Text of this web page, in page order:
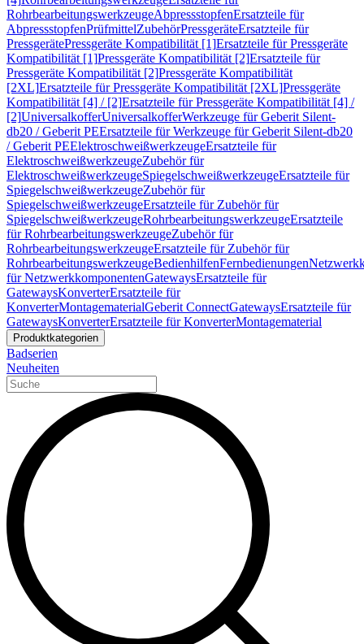
RohrbearbeitungswerkzeugeAbpressstopfenErsatzteile für
AbpressstopfenPrüfmittelZubehörPressgeräteErsatzteile für
PressgerätePressgeräte Kompatibilität [1]Ersatzteile für Pressgeräte
Kompatibilität [1]Pressgeräte Kompatibilität [2]Ersatzteile für
Pressgeräte Kompatibilität [2]Pressgeräte Kompatibilität
[2XL]Ersatzteile für Pressgeräte Kompatibilität [2XL]Pressgeräte
Kompatibilität [4] / [2]Ersatzteile für Pressgeräte Kompatibilität [4] /
[2]UniversalkofferUniversalkofferWerkzeuge für Geberit Silent-
db20 / Geberit PEErsatzteile für Werkzeuge für Geberit Silent-db20
/ Geberit PEElektroschweißwerkzeugeErsatzteile für
ElektroschweißwerkzeugeZubehör für
ElektroschweißwerkzeugeSpiegelschweißwerkzeugeErsatzteile für
SpiegelschweißwerkzeugeZubehör für
SpiegelschweißwerkzeugeErsatzteile für Zubehör für
SpiegelschweißwerkzeugeRohrbearbeitungswerkzeugeErsatzteile
für RohrbearbeitungswerkzeugeZubehör für
RohrbearbeitungswerkzeugeErsatzteile für Zubehör für
RohrbearbeitungswerkzeugeBedienhilfenFernbedienungen
für NetzwerkkomponentenGatewaysErsatzteile für
GatewaysKonverterErsatzteile für
KonverterMontagematerialGeberit ConnectGatewaysErsatzteile für
GatewaysKonverterErsatzteile für KonverterMontagematerial
Produktkategorien
Badserien
Neuheiten